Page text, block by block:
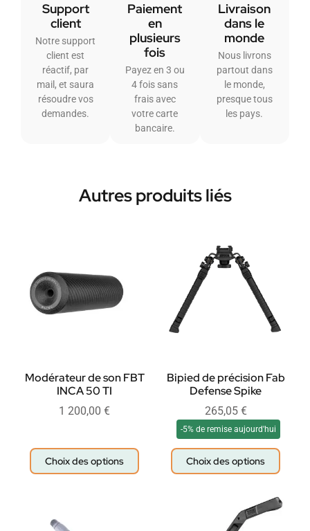
Support
client
Notre support
client est
réactif, par
mail, et saura
résoudre vos
demandes.
Paiement
en
plusieurs
fois
Payez en 3 ou
4 fois sans
frais avec
votre carte
bancaire.
Livraison
dans le
monde
Nous livrons
partout dans
le monde,
presque tous
les pays.
Autres produits liés
Modérateur de son FBT
INCA 50 TI
1 200,00 €
Choix des options
Bipied de précision Fab
Defense Spike
265,05 €
-5% de remise aujourd'hui
Choix des options